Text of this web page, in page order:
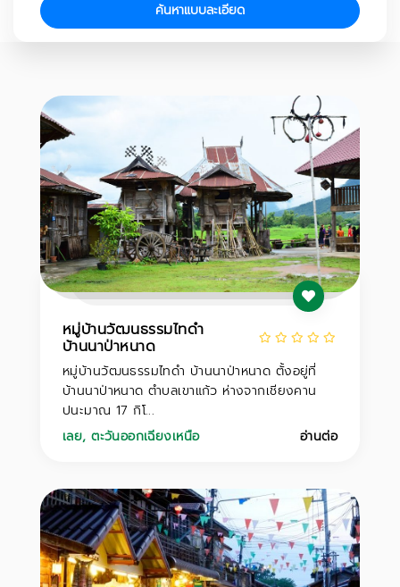
ค้นหาแบบละเอียด
หมู่บ้านวัฒนธรรมไทดำ
บ้านนาป่าหนาด
หมู่บ้านวัฒนธรรมไทดำ บ้านนาป่าหนาด ตั้งอยู่ที่
บ้านนาป่าหนาด ตำบลเขาแก้ว ห่างจากเชียงคาน
ปนะมาณ 17 กิโ...
เลย,ตะวันออกเฉียงเหนือ อ่านต่อ